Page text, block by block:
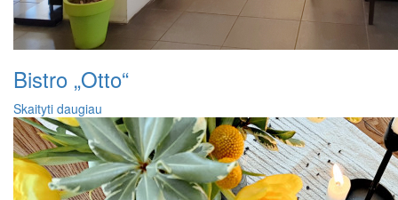
Bistro „Otto“
Skaityti daugiau